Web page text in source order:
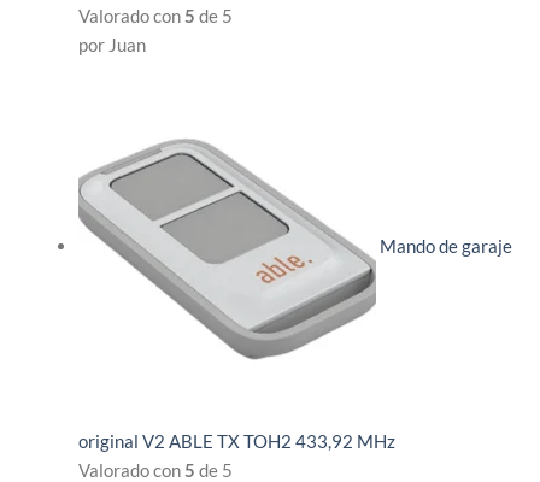
Valorado con5 de 5
por Juan
Mando de garaje
original V2 ABLE TX TOH2 433,92 MHz
Valorado con5 de 5